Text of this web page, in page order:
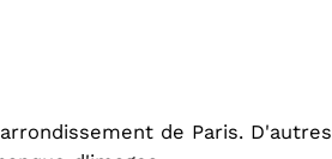
de Paris. D'autres